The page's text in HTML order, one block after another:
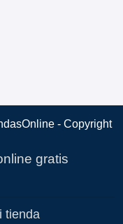
- Copyright
gratis
tienda